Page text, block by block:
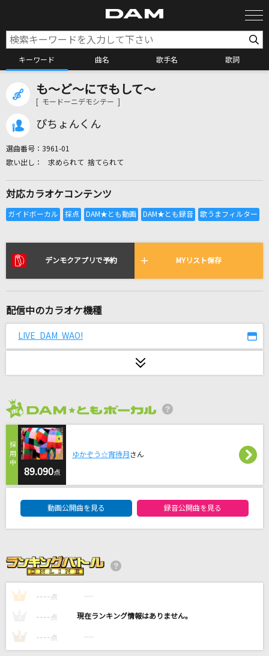
キーワード 曲名 歌手名 歌詞
カラオケ検索
全国りれき
Sexy Zone
SMAP
魔法って言っていいかな?
平井堅
ギラギラ
Ado
[生音]Tomorrow never knows
Mr.Children
My Hair is Bad
JOINT
東京テディベア
も～ど～にでもして～
[ モードーニデモシテー ]
ぴちょんくん
選曲番号： 3961-01
求められて 捨てられて
対応カラオケコンテンツ
デンモクアプリで予約 MYリスト保存
配信中のカラオケ機種
LIVE DAM WAO!
89.090点
ゆかぞう☆宵待月 さん
動画公開曲を見る 録音公開曲を見る
1 ---- 点 ----
---- 点 ----
3 ---- 点 ----